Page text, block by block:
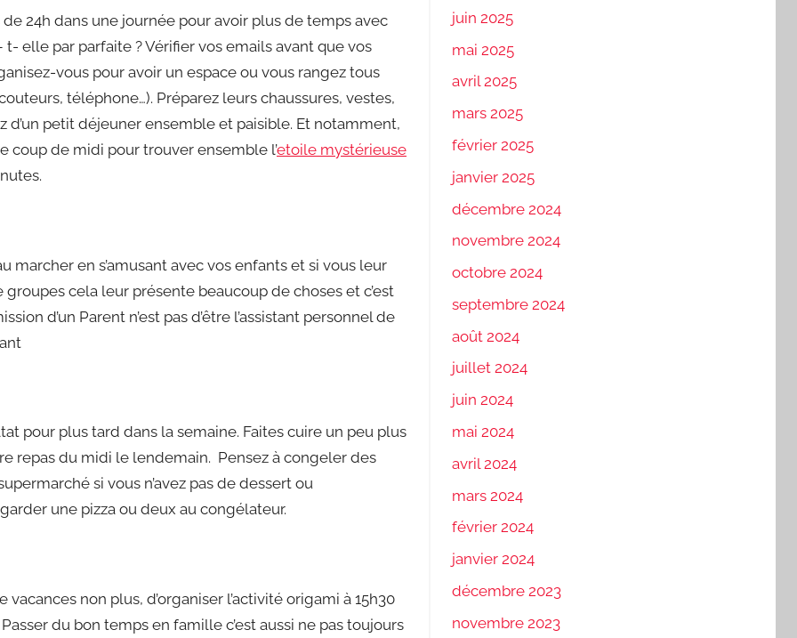
de 24h dans une journée pour avoir plus de temps avec
t- elle par parfaite ? Vérifier vos emails avant que vos
vous pour avoir un espace ou vous rangez tous
téléphone…). Préparez leurs chaussures, vestes,
petit déjeuner ensemble et paisible. Et notamment,
de midi pour trouver ensemble l’etoile mystérieuse
marcher en s’amusant avec vos enfants et si vous leur
cela leur présente beaucoup de choses et c’est
d’un Parent n’est pas d’être l’assistant personnel de
pour plus tard dans la semaine. Faites cuire un peu plus
repas du midi le lendemain. Pensez à congeler des
si vous n’avez pas de dessert ou
une pizza ou deux au congélateur.
non plus, d’organiser l’activité origami à 15h30
du bon temps en famille c’est aussi ne pas toujours
juin 2025
mai 2025
avril 2025
mars 2025
février 2025
janvier 2025
décembre 2024
novembre 2024
octobre 2024
septembre 2024
août 2024
juillet 2024
juin 2024
mai 2024
avril 2024
mars 2024
février 2024
janvier 2024
décembre 2023
novembre 2023